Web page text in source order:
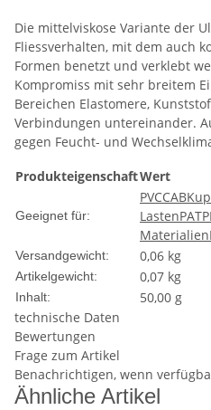
Die mittelviskose Variante der
Fliessverhalten, mit dem auch
Formen benetzt und verklebt
Kompromiss mit sehr breitem
Bereichen Elastomere,
Verbindungen untereinander.
gegen Feucht- und
ProdukteigenschaftWert
Geeignet für:
PVCCAB
LastenPA
Materialien
Versandgewicht: 0,06 kg
Artikelgewicht: 0,07 kg
Inhalt:
50,00 g
technische Daten
Bewertungen
Frage zum Artikel
Benachrichtigen, wenn
Ähnliche Artikel